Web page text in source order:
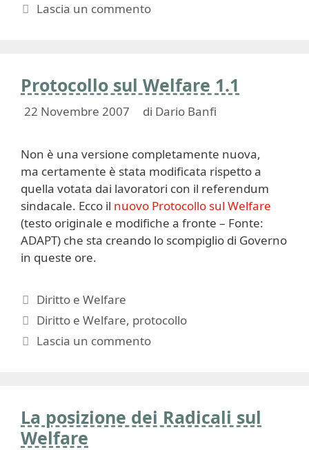
Lascia un commento
Protocollo sul Welfare 1.1
22 Novembre 2007 di Dario Banfi
Non è una versione completamente nuova,
ma certamente è stata modificata rispetto a
quella votata dai lavoratori con il referendum
sindacale. Ecco il nuovo Protocollo sul Welfare
(testo originale e modifiche a fronte – Fonte:
ADAPT) che sta creando lo scompiglio di Governo
in queste ore.
Categorie
Diritto e Welfare
Tag
Diritto e Welfare, protocollo
Lascia un commento
La posizione dei Radicali sul
Welfare